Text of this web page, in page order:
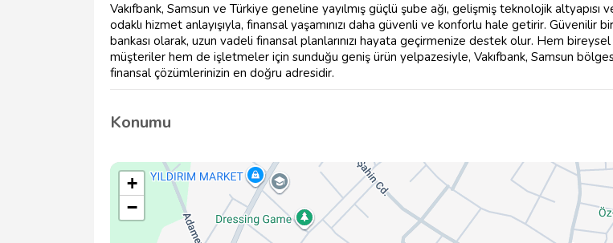
Vakıfbank, Samsun ve Türkiye geneline yayılmış güçlü şube ağı, gelişmiş teknolojik altyapısı
odaklı hizmet anlayışıyla, finansal yaşamınızı daha güvenli ve konforlu hale getirir. Güvenilir
bankası olarak, uzun vadeli finansal planlarınızı hayata geçirmenize destek olur. Hem bireysel
müşteriler hem de işletmeler için sunduğu geniş ürün yelpazesiyle, Vakıfbank, Samsun
finansal çözümlerinizin en doğru adresidir.
Konumu
+
−